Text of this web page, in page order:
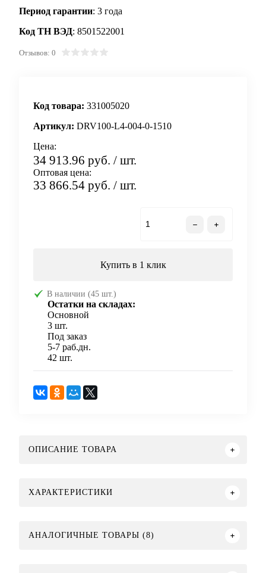
Период гарантии: 3 года
Код ТН ВЭД: 8501522001
Отзывов: 0
Код товара: 331005020
Артикул: DRV100-L4-004-0-1510
Цена:
34 913.96 руб. / шт.
Оптовая цена:
33 866.54 руб. / шт.
Купить в 1 клик
В наличии (45 шт.)
Остатки на складах:
Основной
3 шт.
Под заказ
5-7 раб.дн.
42 шт.
ОПИСАНИЕ ТОВАРА
ХАРАКТЕРИСТИКИ
АНАЛОГИЧНЫЕ ТОВАРЫ (8)